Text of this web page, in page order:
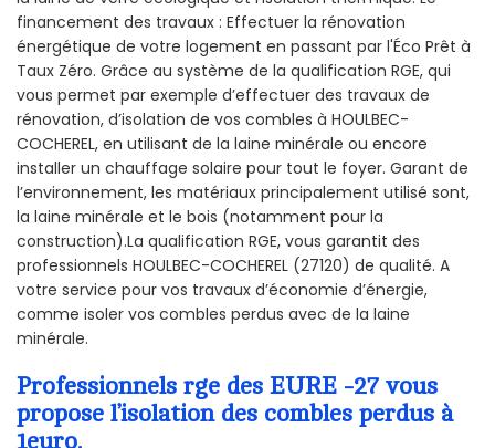
financement des travaux : Effectuer la rénovation
énergétique de votre logement en passant par l'Éco Prêt à
Taux Zéro. Grâce au système de la qualification RGE, qui
vous permet par exemple d’effectuer des travaux de
rénovation, d’isolation de vos combles à HOULBEC-
COCHEREL, en utilisant de la laine minérale ou encore
installer un chauffage solaire pour tout le foyer. Garant de
l’environnement, les matériaux principalement utilisé sont,
la laine minérale et le bois (notamment pour la
construction).La qualification RGE, vous garantit des
professionnels HOULBEC-COCHEREL (27120) de qualité. A
votre service pour vos travaux d’économie d’énergie,
comme isoler vos combles perdus avec de la laine
minérale.
Professionnels rge des EURE -27 vous
propose l’isolation des combles perdus à
1euro.